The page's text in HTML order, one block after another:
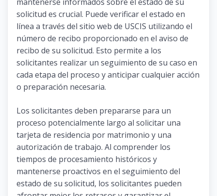
solicitud es crucial. Puede verificar el estado en
línea a través del sitio web de USCIS utilizando el
número de recibo proporcionado en el aviso de
recibo de su solicitud. Esto permite a los
solicitantes realizar un seguimiento de su caso en
cada etapa del proceso y anticipar cualquier acción
o preparación necesaria.
Los solicitantes deben prepararse para un
proceso potencialmente largo al solicitar una
tarjeta de residencia por matrimonio y una
autorización de trabajo. Al comprender los
tiempos de procesamiento históricos y
mantenerse proactivos en el seguimiento del
estado de su solicitud, los solicitantes pueden